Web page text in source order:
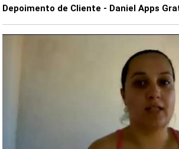
Depoimento de Cliente - Daniel Apps